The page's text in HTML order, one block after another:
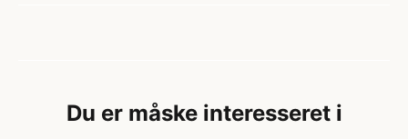
Du er måske interesseret i